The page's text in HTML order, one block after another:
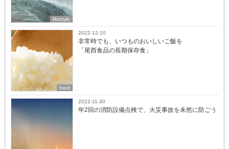
lifestyle
food
2022-12-10
非常時でも、いつものおいしいご飯を
「尾西食品の長期保存食」
2022-11-30
年2回の消防設備点検で、火災事故を未然に防ごう